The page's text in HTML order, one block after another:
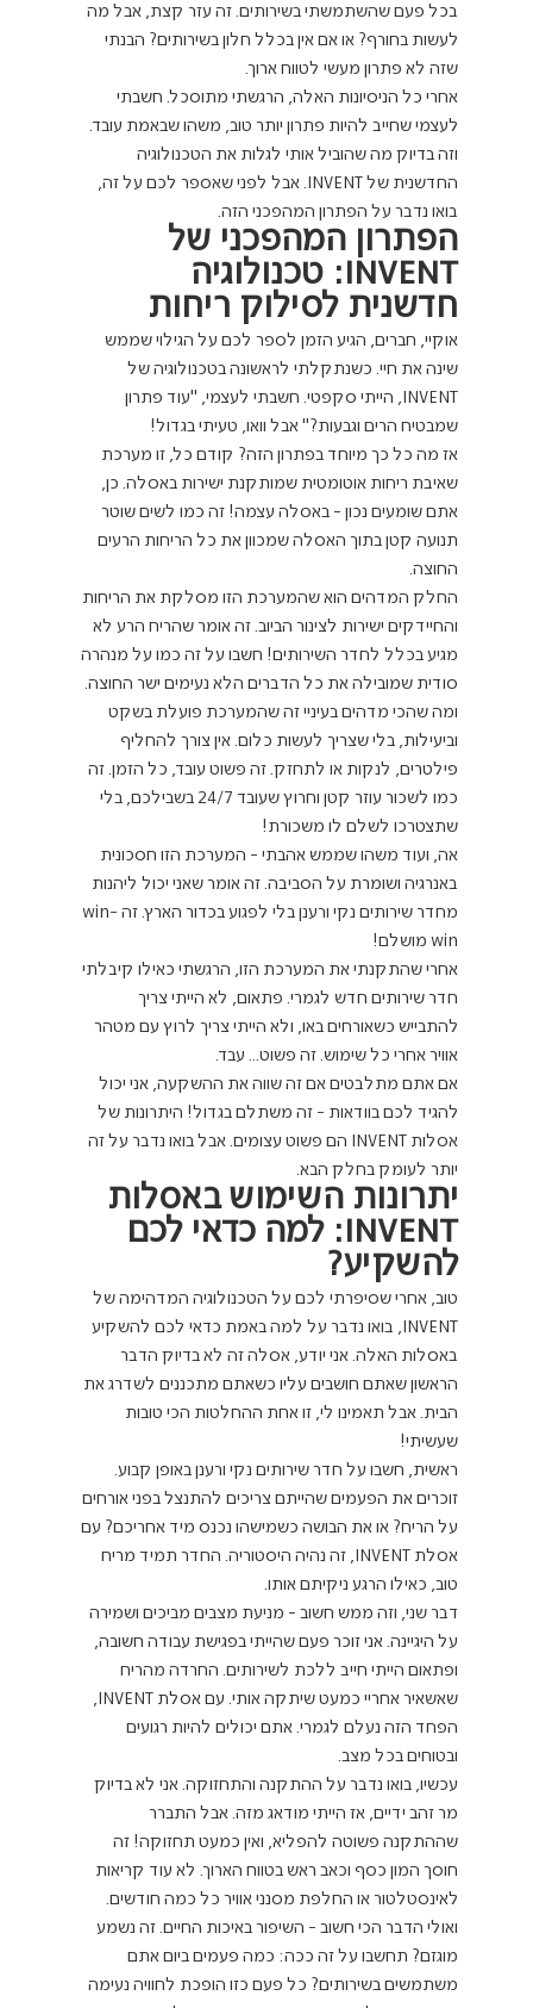
בכל פעם שהשתמשתי בשירותים. זה עזר קצת, אבל מה
לעשות בחורף? או אם אין בכלל חלון בשירותים? הבנתי
שזה לא פתרון מעשי לטווח ארוך.
אחרי כל הניסיונות האלה, הרגשתי מתוסכל. חשבתי
לעצמי שחייב להיות פתרון יותר טוב, משהו שבאמת עובד.
וזה בדיוק מה שהוביל אותי לגלות את הטכנולוגיה
החדשנית של INVENT. אבל לפני שאספר לכם על זה,
בואו נדבר על הפתרון המהפכני הזה.
הפתרון המהפכני של
INVENT: טכנולוגיה
חדשנית לסילוק ריחות
אוקיי, חברים, הגיע הזמן לספר לכם על הגילוי שממש
שינה את חיי. כשנתקלתי לראשונה בטכנולוגיה של
INVENT, הייתי סקפטי. חשבתי לעצמי, "עוד פתרון
שמבטיח הרים וגבעות?" אבל וואו, טעיתי בגדול!
אז מה כל כך מיוחד בפתרון הזה? קודם כל, זו מערכת
שאיבת ריחות אוטומטית שמותקנת ישירות באסלה. כן,
אתם שומעים נכון - באסלה עצמה! זה כמו לשים שוטר
תנועה קטן בתוך האסלה שמכוון את כל הריחות הרעים
החוצה.
החלק המדהים הוא שהמערכת הזו מסלקת את הריחות
והחיידקים ישירות לצינור הביוב. זה אומר שהריח הרע לא
מגיע בכלל לחדר השירותים! חשבו על זה כמו על מנהרה
סודית שמובילה את כל הדברים הלא נעימים ישר החוצה.
ומה שהכי מדהים בעיניי זה שהמערכת פועלת בשקט
וביעילות, בלי שצריך לעשות כלום. אין צורך להחליף
פילטרים, לנקות או לתחזק. זה פשוט עובד, כל הזמן. זה
כמו לשכור עוזר קטן וחרוץ שעובד 24/7 בשבילכם, בלי
שתצטרכו לשלם לו משכורת!
אה, ועוד משהו שממש אהבתי - המערכת הזו חסכונית
באנרגיה ושומרת על הסביבה. זה אומר שאני יכול ליהנות
מחדר שירותים נקי ורענן בלי לפגוע בכדור הארץ. זה win-
win מושלם!
אחרי שהתקנתי את המערכת הזו, הרגשתי כאילו קיבלתי
חדר שירותים חדש לגמרי. פתאום, לא הייתי צריך
להתבייש כשאורחים באו, ולא הייתי צריך לרוץ עם מטהר
אוויר אחרי כל שימוש. זה פשוט... עבד.
אם אתם מתלבטים אם זה שווה את ההשקעה, אני יכול
להגיד לכם בוודאות - זה משתלם בגדול! היתרונות של
אסלות INVENT הם פשוט עצומים. אבל בואו נדבר על זה
יותר לעומק בחלק הבא.
יתרונות השימוש באסלות
INVENT: למה כדאי לכם
להשקיע?
טוב, אחרי שסיפרתי לכם על הטכנולוגיה המדהימה של
INVENT, בואו נדבר על למה באמת כדאי לכם להשקיע
באסלות האלה. אני יודע, אסלה זה לא בדיוק הדבר
הראשון שאתם חושבים עליו כשאתם מתכננים לשדרג את
הבית. אבל תאמינו לי, זו אחת ההחלטות הכי טובות
שעשיתי!
ראשית, חשבו על חדר שירותים נקי ורענן באופן קבוע.
זוכרים את הפעמים שהייתם צריכים להתנצל בפני אורחים
על הריח? או את הבושה כשמישהו נכנס מיד אחריכם? עם
אסלת INVENT, זה נהיה היסטוריה. החדר תמיד מריח
טוב, כאילו הרגע ניקיתם אותו.
דבר שני, וזה ממש חשוב - מניעת מצבים מביכים ושמירה
על היגיינה. אני זוכר פעם שהייתי בפגישת עבודה חשובה,
ופתאום הייתי חייב ללכת לשירותים. החרדה מהריח
שאשאיר אחריי כמעט שיתקה אותי. עם אסלת INVENT,
הפחד הזה נעלם לגמרי. אתם יכולים להיות רגועים
ובטוחים בכל מצב.
עכשיו, בואו נדבר על ההתקנה והתחזוקה. אני לא בדיוק
מר זהב ידיים, אז הייתי מודאג מזה. אבל התברר
שההתקנה פשוטה להפליא, ואין כמעט תחזוקה! זה
חוסך המון כסף וכאב ראש בטווח הארוך. לא עוד קריאות
לאינסטלטור או החלפת מסנני אוויר כל כמה חודשים.
ואולי הדבר הכי חשוב - השיפור באיכות החיים. זה נשמע
מוגזם? תחשבו על זה ככה: כמה פעמים ביום אתם
משתמשים בשירותים? כל פעם כזו הופכת לחוויה נעימה